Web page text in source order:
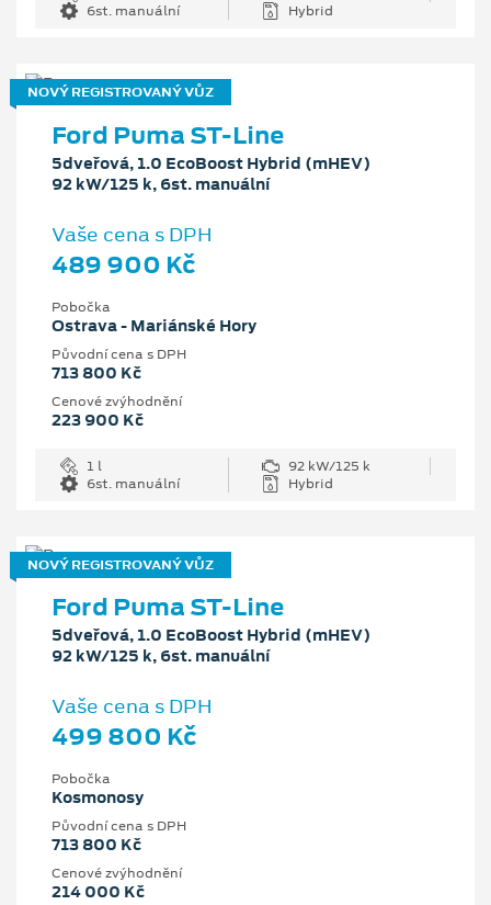
6st. manuální
Hybrid
NOVÝ REGISTROVANÝ VŮZ
Ford Puma ST-Line
5dveřová, 1.0 EcoBoost Hybrid (mHEV)
92 kW/125 k, 6st. manuální
Vaše cena s DPH
489 900 Kč
Pobočka
Ostrava - Mariánské Hory
Původní cena s DPH
713 800 Kč
Cenové zvýhodnění
223 900 Kč
1 l
92 kW/125 k
6st. manuální
Hybrid
NOVÝ REGISTROVANÝ VŮZ
Ford Puma ST-Line
5dveřová, 1.0 EcoBoost Hybrid (mHEV)
92 kW/125 k, 6st. manuální
Vaše cena s DPH
499 800 Kč
Pobočka
Kosmonosy
Původní cena s DPH
713 800 Kč
Cenové zvýhodnění
214 000 Kč